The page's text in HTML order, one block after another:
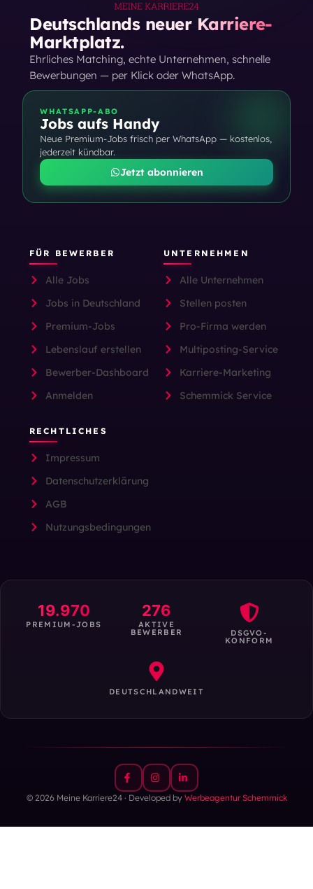
Deutschlands neuer Karriere-
Marktplatz.
Ehrliches Matching, echte Unternehmen, schnelle
Bewerbungen — per Klick oder WhatsApp.
WHATSAPP-ABO
Jobs aufs Handy
Neue Premium-Jobs frisch per WhatsApp — kostenlos,
jederzeit kündbar.
Jetzt abonnieren
FÜR BEWERBER
Alle Jobs
Jobs in Deutschland
Premium-Jobs
Lebenslauf erstellen
Bewerber-Dashboard
Anmelden
UNTERNEHMEN
Alle Unternehmen
Stellen posten
Pro-Firma werden
Multiposting-Service
Karriere-Marketing
Schemmick Service
RECHTLICHES
Impressum
Datenschutzerklärung
AGB
Nutzungsbedingungen
19.970
PREMIUM-JOBS
276
AKTIVE
BEWERBER DSGVO-
KONFORM
DEUTSCHLANDWEIT
© 2026 Meine Karriere24 · Developed by Werbeagentur Schemmick